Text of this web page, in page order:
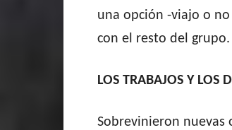
una opción -viajo o
con el resto del grupo.
LOS TRABAJOS Y LOS
Sobrevinieron nuevas